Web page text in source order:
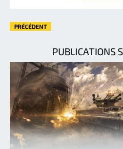
PRÉCÉDENT
PUBLICATIONS